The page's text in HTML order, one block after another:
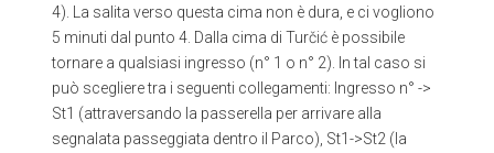
4). La salita verso questa cima non è dura, e ci vogliono
5 minuti dal punto 4. Dalla cima di Turčić è possibile
tornare a qualsiasi ingresso (n° 1 o n° 2). In tal caso si
può scegliere tra i seguenti collegamenti: Ingresso n° ->
St1 (attraversando la passerella per arrivare alla
segnalata passeggiata dentro il Parco), St1->St2 (la